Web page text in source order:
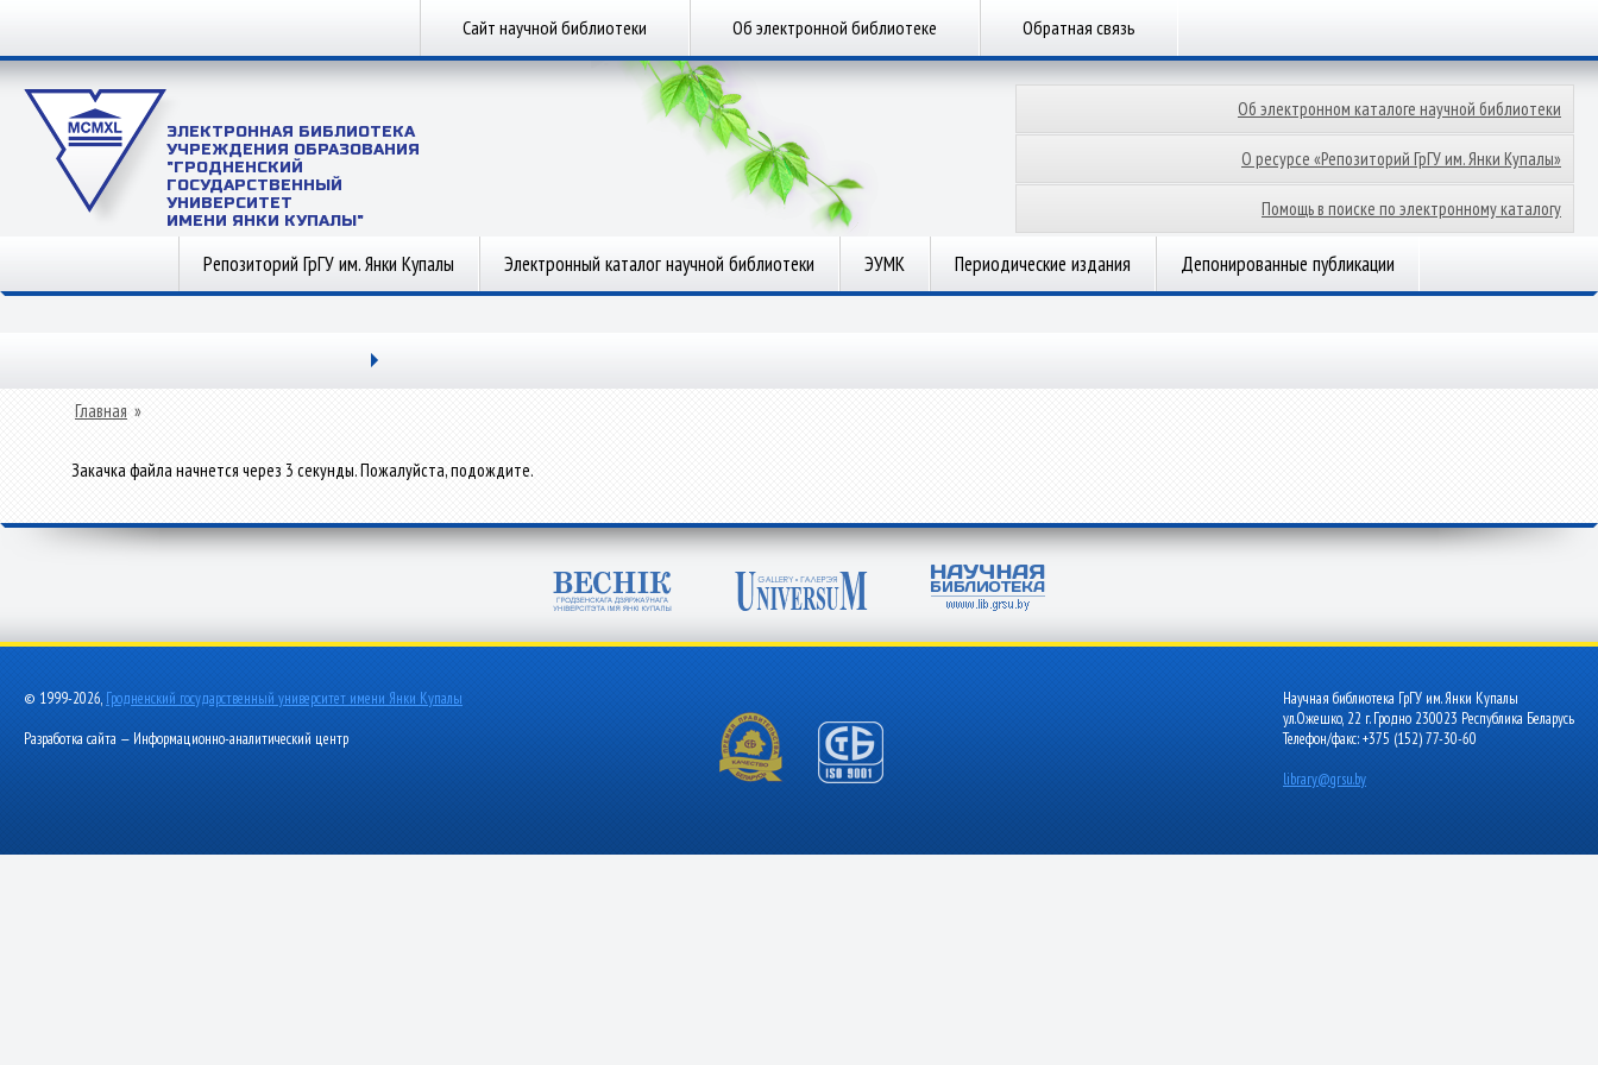
Сайт научной библиотеки Об электронной библиотеке Обратная связь
ЭЛЕКТРОННАЯ БИБЛИОТЕКА
УЧРЕЖДЕНИЯ ОБРАЗОВАНИЯ
"ГРОДНЕНСКИЙ
ГОСУДАРСТВЕННЫЙ
УНИВЕРСИТЕТ
ИМЕНИ ЯНКИ КУПАЛЫ"
Об электронном каталоге научной библиотеки
О ресурсе «Репозиторий ГрГУ им. Янки Купалы»
Помощь в поиске по электронному каталогу
Репозиторий ГрГУ им. Янки Купалы Электронный каталог научной библиотеки ЭУМК Периодические издания Депонированные публикации
Главная »
Закачка файла начнется через 3 секунды. Пожалуйста, подождите.
© 1999-2026, Гродненский государственный университет имени Янки Купалы
Разработка сайта — Информационно-аналитический центр
Научная библиотека ГрГУ им. Янки Купалы
ул.Ожешко, 22 г. Гродно 230023 Республика Беларусь
Телефон/факс: +375 (152) 77-30-60
library@grsu.by